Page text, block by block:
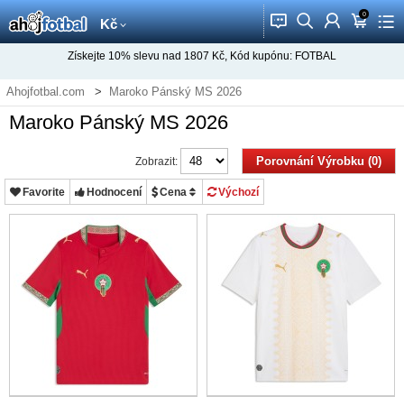
Kč 󰂱 󰂨 󰃳 0
󰃦 󰃖
Získejte 10% slevu nad 1807 Kč, Kód kupónu: FOTBAL
Ahojfotbal.com Maroko Pánský MS 2026
Maroko Pánský MS 2026
Porovnání Výrobku (0)
Zobrazit:
Favorite Hodnocení Cena Výchozí